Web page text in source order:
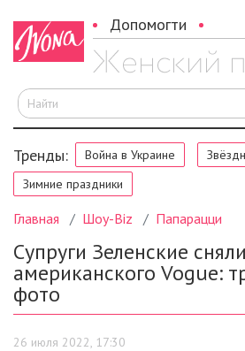
Допомогти
Тренды: Война в Украине
Зимние праздники
Главная Шоу-Biz Папарацци
Супруги Зеленские
американского Vogue:
фото
26 июля 2022, 17:30